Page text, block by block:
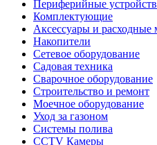
Периферийные
Комплектующие
Аксессуары и расходные
Накопители
Сетевое оборудование
Садовая техника
Сварочное оборудование
Строительство и ремонт
Моечное оборудование
Уход за газоном
Системы полива
CCTV Камеры